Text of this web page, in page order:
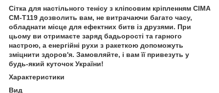
Сітка для настільного тенісу з кліпсовим кріпленням CIMA
CM-T119 дозволить вам, не витрачаючи багато часу,
обладнати місце для ефектних битв із друзями. При
цьому ви отримаєте заряд бадьорості та гарного
настрою, а енергійні рухи з ракеткою допоможуть
зміцнити здоров'я. Замовляйте, і вам її привезуть у
будь-який куточок України!
Характеристики
Вид